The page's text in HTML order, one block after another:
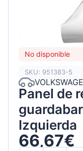
No disponible
SKU: 951383-5
Panel de
Izquierda
66,67€